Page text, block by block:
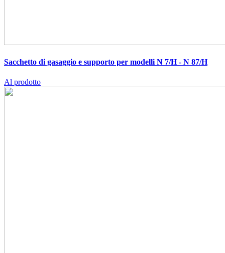
Sacchetto di gasaggio e supporto per modelli N 7/H - N 87/H
Al prodotto